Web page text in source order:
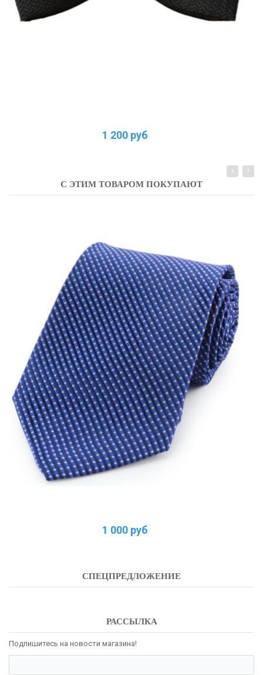
1 200 руб
С ЭТИМ ТОВАРОМ ПОКУПАЮТ
1 000 руб
СПЕЦПРЕДЛОЖЕНИЕ
РАССЫЛКА
Подпишитесь на новости магазина!